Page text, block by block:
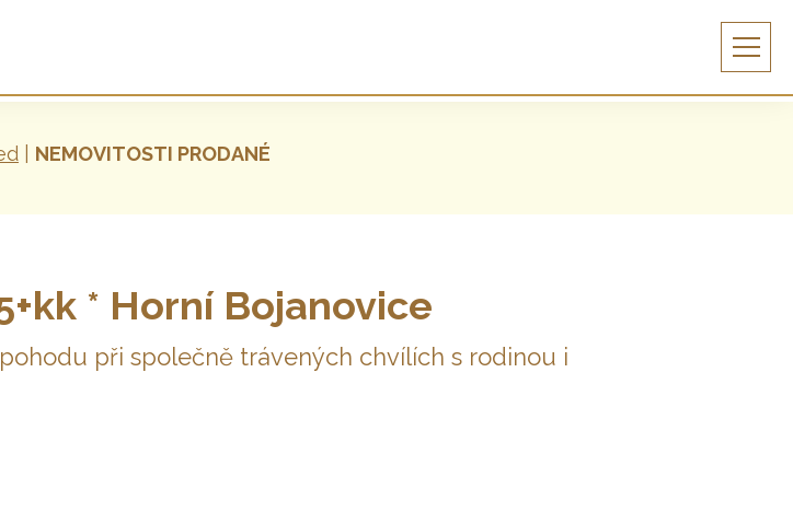
NEMOVITOSTI PRODANÉ
* Horní Bojanovice
při společně trávených chvílích s rodinou i